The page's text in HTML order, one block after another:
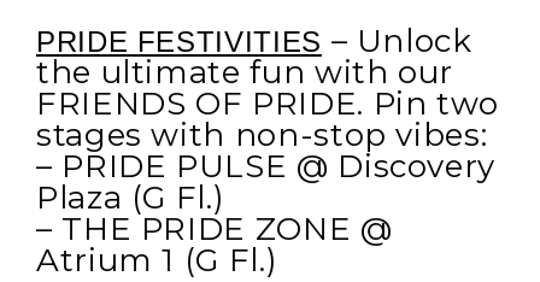
PRIDE FESTIVITIES – Unlock
the ultimate fun with our
FRIENDS OF PRIDE. Pin two
stages with non-stop vibes:
– PRIDE PULSE @ Discovery
Plaza (G Fl.)
– THE PRIDE ZONE @
Atrium 1 (G Fl.)